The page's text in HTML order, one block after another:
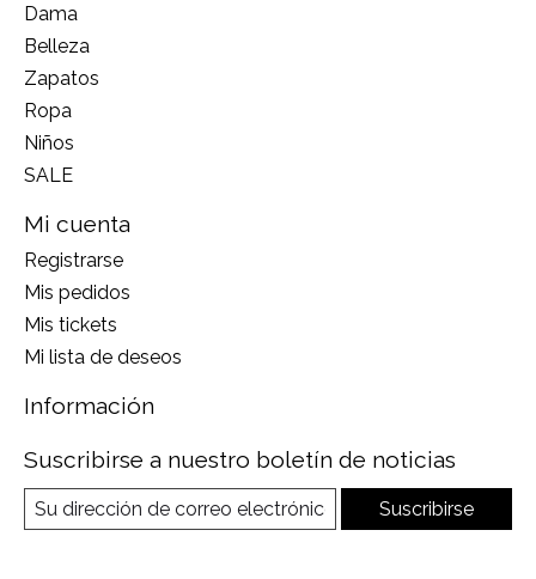
Dama
Belleza
Zapatos
Ropa
Niños
SALE
Mi cuenta
Registrarse
Mis pedidos
Mis tickets
Mi lista de deseos
Información
Suscribirse a nuestro boletín de noticias
Suscribirse